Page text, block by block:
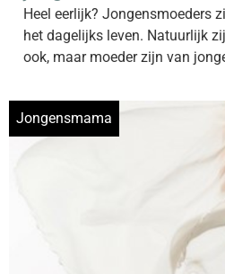
Heel eerlijk? Jongensmoeders
het dagelijks leven. Natuurlijk
ook, maar moeder zijn van
Jongensmama